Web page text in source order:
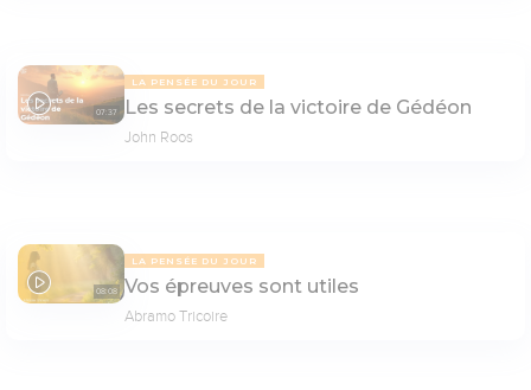
07:37
LA PENSÉE DU JOUR
Les secrets de la victoire de Gédéon
John Roos
08:08
LA PENSÉE DU JOUR
Vos épreuves sont utiles
Abramo Tricoire